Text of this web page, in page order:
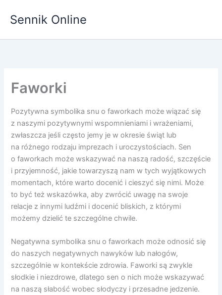
Sennik Online
Faworki
Pozytywna symbolika snu o faworkach może wiązać się
z naszymi pozytywnymi wspomnieniami i wrażeniami,
zwłaszcza jeśli często jemy je w okresie świąt lub
na różnego rodzaju imprezach i uroczystościach. Sen
o faworkach może wskazywać na naszą radość, szczęście
i przyjemność, jakie towarzyszą nam w tych wyjątkowych
momentach, które warto docenić i cieszyć się nimi. Może
to być też wskazówka, aby zwrócić uwagę na swoje
relacje z innymi ludźmi i docenić bliskich, z którymi
możemy dzielić te szczególne chwile.
Negatywna symbolika snu o faworkach może odnosić się
do naszych negatywnych nawyków lub nałogów,
szczególnie w kontekście zdrowia. Faworki są zwykle
słodkie i niezdrowe, dlatego sen o nich może wskazywać
na naszą słabość wobec słodyczy i przesadne jedzenie.